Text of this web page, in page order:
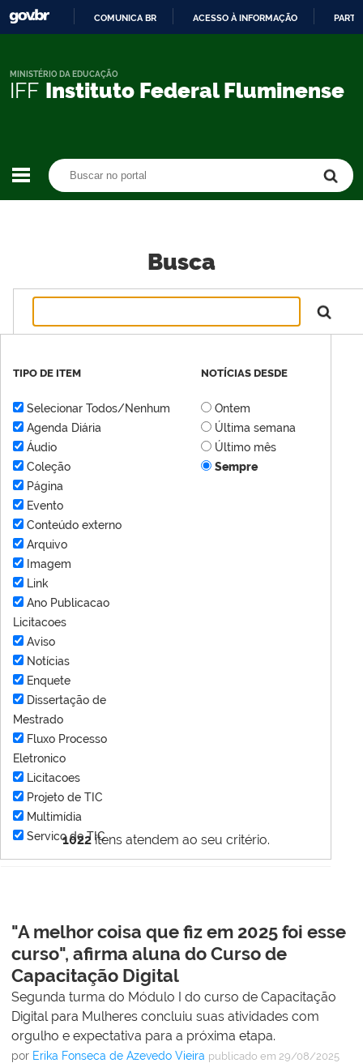
CONTEÚDO
COMUNICA BR ACESSO À INFORMAÇÃO
IFF Instituto Federal Fluminense
MINISTÉRIO DA EDUCAÇÃO
Busca
1022itens atendem ao seu critério.
TIPO DE ITEM
Selecionar Todos/Nenhum
Agenda Diária
Áudio
Coleção
Página
Evento
Conteúdo externo
Arquivo
Imagem
Link
Ano Publicacao
Licitacoes
Aviso
Notícias
Enquete
Dissertação de
Mestrado
Fluxo Processo
Eletronico
Licitacoes
Projeto de TIC
Multimídia
Servico de TIC
NOTÍCIAS DESDE
Ontem
Última semana
Último mês
Sempre
"A melhor coisa que fiz em 2025 foi esse
curso", afirma aluna do Curso de
Capacitação Digital
Segunda turma do Módulo I do curso de Capacitação
Digital para Mulheres concluiu suas atividades com
orgulho e expectativa para a próxima etapa.
por Erika Fonseca de Azevedo Vieira publicado em 29/08/2025